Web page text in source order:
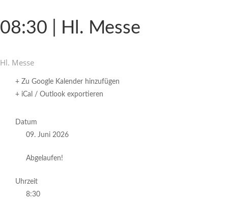
08:30 | Hl. Messe
Hl. Messe
+ Zu Google Kalender hinzufügen
+ iCal / Outlook exportieren
Datum
09. Juni 2026
Abgelaufen!
Uhrzeit
8:30